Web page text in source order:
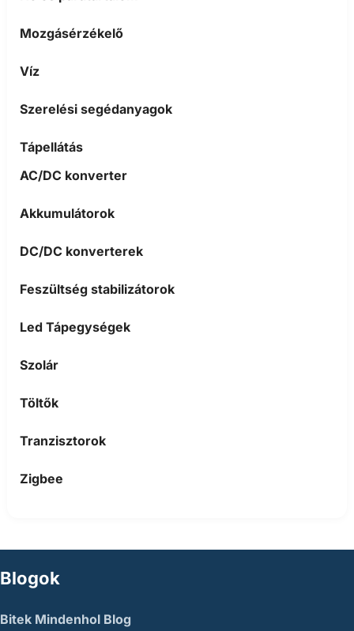
Mozgásérzékelő
Víz
Szerelési segédanyagok
Tápellátás
AC/DC konverter
Akkumulátorok
DC/DC konverterek
Feszültség stabilizátorok
Led Tápegységek
Szolár
Töltők
Tranzisztorok
Zigbee
Blogok
Bitek Mindenhol Blog